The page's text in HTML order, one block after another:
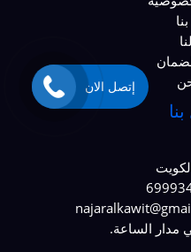
مدار الساعة.
إتصل الان